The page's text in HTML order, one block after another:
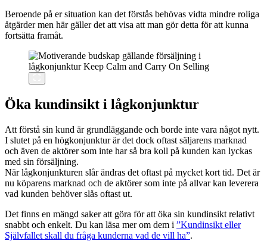
Beroende på er situation kan det förstås behövas vidta mindre roliga
åtgärder men här gäller det att visa att man gör detta för att kunna
fortsätta framåt.
Öka kundinsikt i lågkonjunktur
Att förstå sin kund är grundläggande och borde inte vara något nytt.
I slutet på en högkonjunktur är det dock oftast säljarens marknad
och även de aktörer som inte har så bra koll på kunden kan lyckas
med sin försäljning.
När lågkonjunkturen slår ändras det oftast på mycket kort tid. Det är
nu köparens marknad och de aktörer som inte på allvar kan leverera
vad kunden behöver slås oftast ut.
Det finns en mängd saker att göra för att öka sin kundinsikt relativt
snabbt och enkelt. Du kan läsa mer om dem i ”Kundinsikt eller
Självfallet skall du fråga kunderna vad de vill ha”.